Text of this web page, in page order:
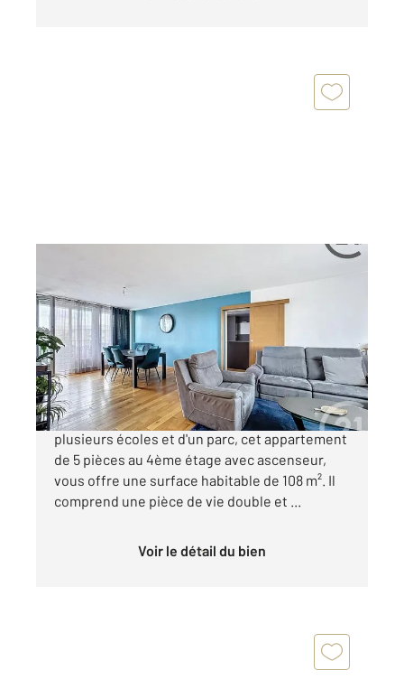
, 5 pièces
Ref : 18455
Appartement T5 à vendre
237 000 €
Dans le cœur de Reims, à proximité de
plusieurs écoles et d'un parc, cet appartement
de 5 pièces au 4ème étage avec ascenseur,
vous offre une surface habitable de 108 m². Il
comprend une pièce de vie double et ...
Voir le détail du bien